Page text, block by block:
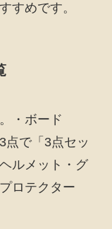
すめです。
・ボード
点で「3点セッ
ルメット・グ
ロテクター